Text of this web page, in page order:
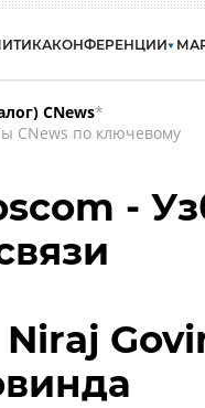
КОНФЕРЕНЦИИ
CNews*
CNews по ключевому
-
Niraj